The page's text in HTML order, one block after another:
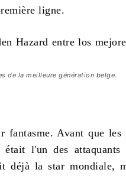
ligne.
de la meilleure génération belge.
fantasme. Avant que
l'un des
la star mondiale,